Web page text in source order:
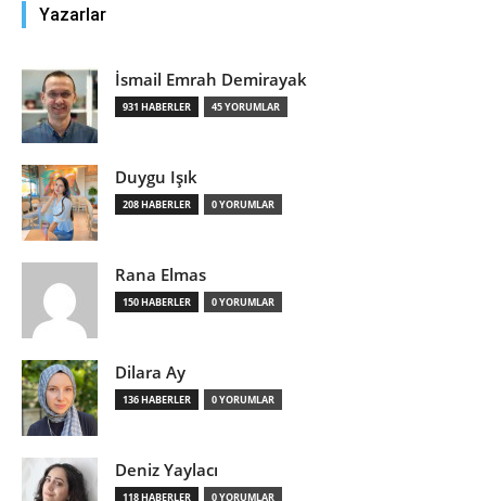
Yazarlar
İsmail Emrah Demirayak
931 HABERLER 45 YORUMLAR
Duygu Işık
208 HABERLER 0 YORUMLAR
Rana Elmas
150 HABERLER 0 YORUMLAR
Dilara Ay
136 HABERLER 0 YORUMLAR
Deniz Yaylacı
118 HABERLER 0 YORUMLAR